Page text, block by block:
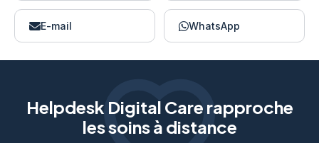
E-mail WhatsApp
Helpdesk Digital Care rapproche
les soins à distance